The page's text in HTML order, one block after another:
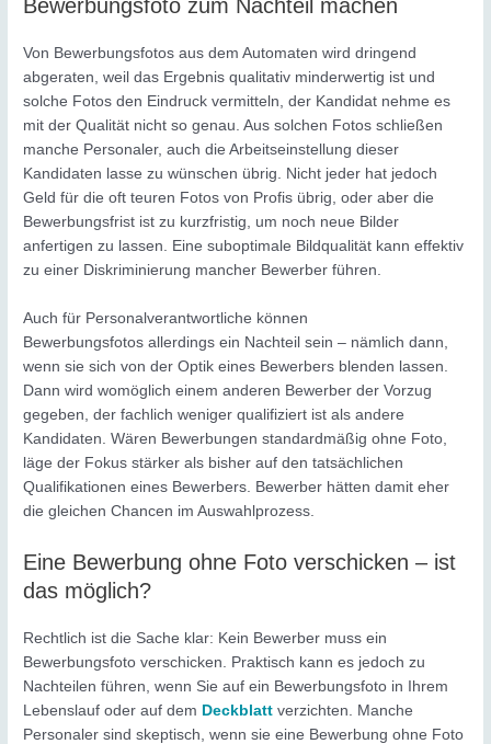
Bewerbungsfoto zum Nachteil machen
Von Bewerbungsfotos aus dem Automaten wird dringend
abgeraten, weil das Ergebnis qualitativ minderwertig ist und
solche Fotos den Eindruck vermitteln, der Kandidat nehme es
mit der Qualität nicht so genau. Aus solchen Fotos schließen
manche Personaler, auch die Arbeitseinstellung dieser
Kandidaten lasse zu wünschen übrig. Nicht jeder hat jedoch
Geld für die oft teuren Fotos von Profis übrig, oder aber die
Bewerbungsfrist ist zu kurzfristig, um noch neue Bilder
anfertigen zu lassen. Eine suboptimale Bildqualität kann effektiv
zu einer Diskriminierung mancher Bewerber führen.
Auch für Personalverantwortliche können
Bewerbungsfotos allerdings ein Nachteil sein – nämlich dann,
wenn sie sich von der Optik eines Bewerbers blenden lassen.
Dann wird womöglich einem anderen Bewerber der Vorzug
gegeben, der fachlich weniger qualifiziert ist als andere
Kandidaten. Wären Bewerbungen standardmäßig ohne Foto,
läge der Fokus stärker als bisher auf den tatsächlichen
Qualifikationen eines Bewerbers. Bewerber hätten damit eher
die gleichen Chancen im Auswahlprozess.
Eine Bewerbung ohne Foto verschicken – ist
das möglich?
Rechtlich ist die Sache klar: Kein Bewerber muss ein
Bewerbungsfoto verschicken. Praktisch kann es jedoch zu
Nachteilen führen, wenn Sie auf ein Bewerbungsfoto in Ihrem
Lebenslauf oder auf dem Deckblatt verzichten. Manche
Personaler sind skeptisch, wenn sie eine Bewerbung ohne Foto